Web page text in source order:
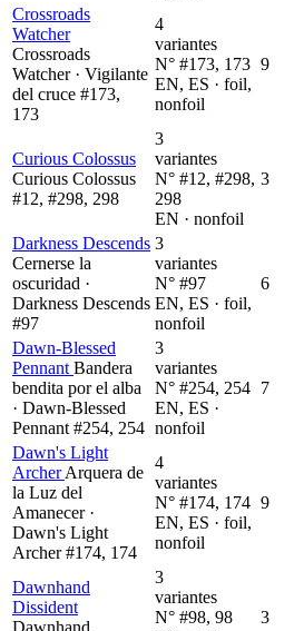
Crossroads
Watcher
Crossroads
Watcher · Vigilante
del cruce #173,
173
4
variantes
N° #173, 173
EN, ES · foil,
nonfoil
9
Curious Colossus
Curious Colossus
#12, #298, 298
3
variantes
N° #12, #298,
298
EN · nonfoil
3
Darkness Descends
Cernerse la
oscuridad ·
Darkness Descends
#97
3
variantes
N° #97
EN, ES · foil,
nonfoil
6
Dawn-Blessed
Pennant Bandera
bendita por el alba
· Dawn-Blessed
Pennant #254, 254
3
variantes
N° #254, 254
EN, ES ·
nonfoil
7
Dawn's Light
ArcherArquera de
la Luz del
Amanecer ·
Dawn's Light
Archer #174, 174
4
variantes
N° #174, 174
EN, ES · foil,
nonfoil
9
Dawnhand
Dissident
Dawnhand
3
variantes
N° #98, 98
3